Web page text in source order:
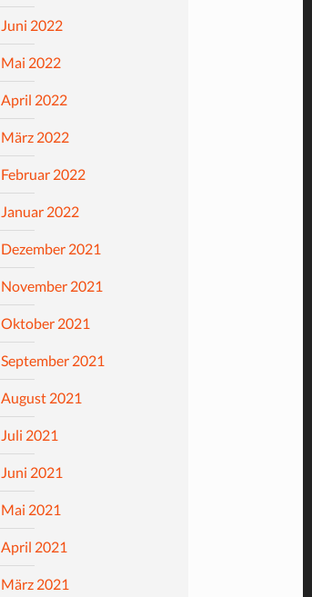
Juni 2022
Mai 2022
April 2022
März 2022
Februar 2022
Januar 2022
Dezember 2021
November 2021
Oktober 2021
September 2021
August 2021
Juli 2021
Juni 2021
Mai 2021
April 2021
März 2021